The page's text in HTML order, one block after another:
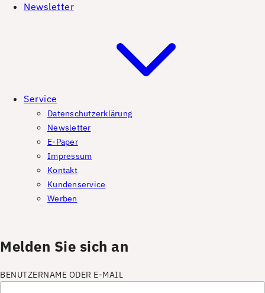
Newsletter
Service
Datenschutzerklärung
Newsletter
E-Paper
Impressum
Kontakt
Kundenservice
Werben
Melden Sie sich an
BENUTZERNAME ODER E-MAIL